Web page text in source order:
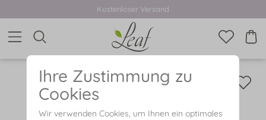
Kostenloser Versand
Ihre Zustimmung zu
Cookies
Wir verwenden Cookies, um Ihnen ein optimales